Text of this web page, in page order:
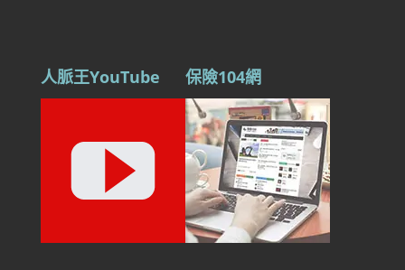
人脈王YouTube 保險104網